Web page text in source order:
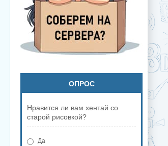
ОПРОС
Нравится ли вам хентай со
старой рисовкой?
Да